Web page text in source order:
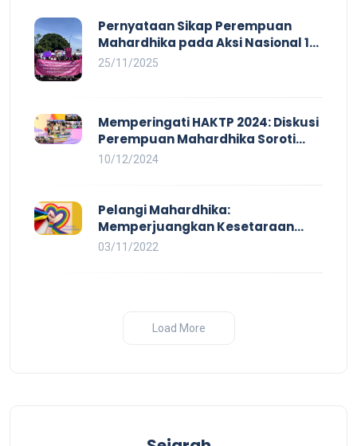
Pernyataan Sikap Perempuan
Mahardhika pada Aksi Nasional 16
HAKTP 2025 Kerja Layak dan Bebas
25/11/2025
Memperingati HAKTP 2024: Diskusi
Perempuan Mahardhika Soroti
Kerja Layak yang Inklusif bagi
10/12/2024
Pelangi Mahardhika:
Memperjuangkan Kesetaraan
untuk Pekerja LBTQ
03/11/2022
Load More